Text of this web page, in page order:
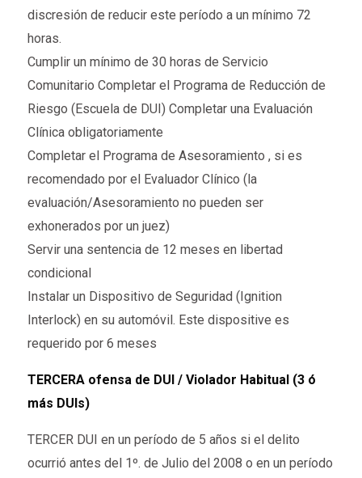
discresión de reducir este período a un mínimo 72
horas.
Cumplir un mínimo de 30 horas de Servicio
Comunitario Completar el Programa de Reducción de
Riesgo (Escuela de DUI) Completar una Evaluación
Clínica obligatoriamente
Completar el Programa de Asesoramiento , si es
recomendado por el Evaluador Clínico (la
evaluación/Asesoramiento no pueden ser
exhonerados por un juez)
Servir una sentencia de 12 meses en libertad
condicional
Instalar un Dispositivo de Seguridad (Ignition
Interlock) en su automóvil. Este dispositive es
requerido por 6 meses
TERCERA ofensa de DUI / Violador Habitual (3 ó
más DUIs)
TERCER DUI en un período de 5 años si el delito
ocurrió antes del 1º. de Julio del 2008 o en un período